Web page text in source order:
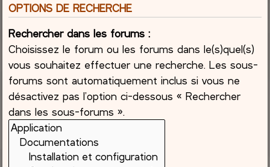
OPTIONS DE RECHERCHE
Rechercher dans les forums :
Choisissez le forum ou les forums dans le(s)quel(s)
vous souhaitez effectuer une recherche. Les sous-
forums sont automatiquement inclus si vous ne
désactivez pas l’option ci-dessous « Rechercher
dans les sous-forums ».